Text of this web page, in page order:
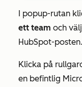
I popup-rutan
ett team och
HubSpot-posten.
Klicka på
en befintlig